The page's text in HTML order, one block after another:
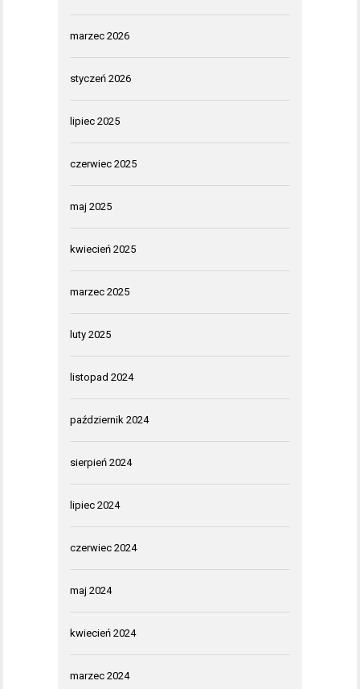
marzec 2026
styczeń 2026
lipiec 2025
czerwiec 2025
maj 2025
kwiecień 2025
marzec 2025
luty 2025
listopad 2024
październik 2024
sierpień 2024
lipiec 2024
czerwiec 2024
maj 2024
kwiecień 2024
marzec 2024